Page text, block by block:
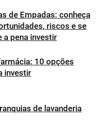
de Empadas: conheça
riscos e se
a pena investir
10 opções
investir
de lavanderia